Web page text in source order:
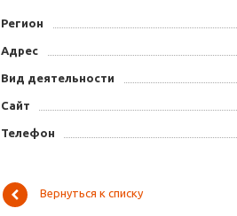
Регион
Адрес
Вид деятельности
Сайт
Телефон
Вернуться к списку